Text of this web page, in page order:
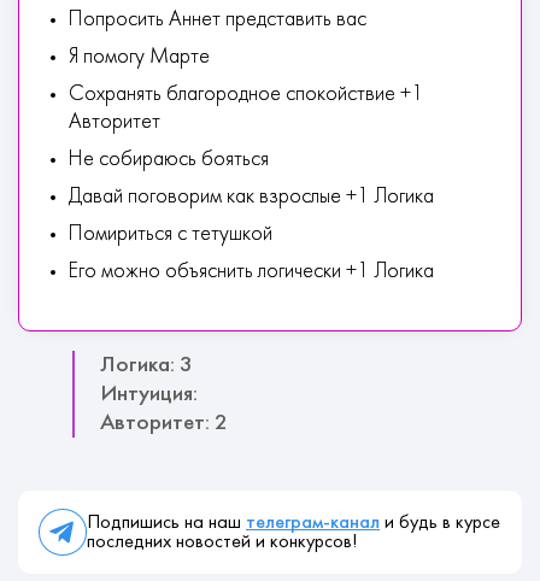
Попросить Аннет представить вас
Я помогу Марте
Сохранять благородное спокойствие +1
Авторитет
Не собираюсь бояться
Давай поговорим как взрослые +1 Логика
Помириться с тетушкой
Его можно объяснить логически +1 Логика
Логика: 3
Интуиция:
Авторитет: 2
Подпишись на наш телеграм-канал и будь в курсе
последних новостей и конкурсов!